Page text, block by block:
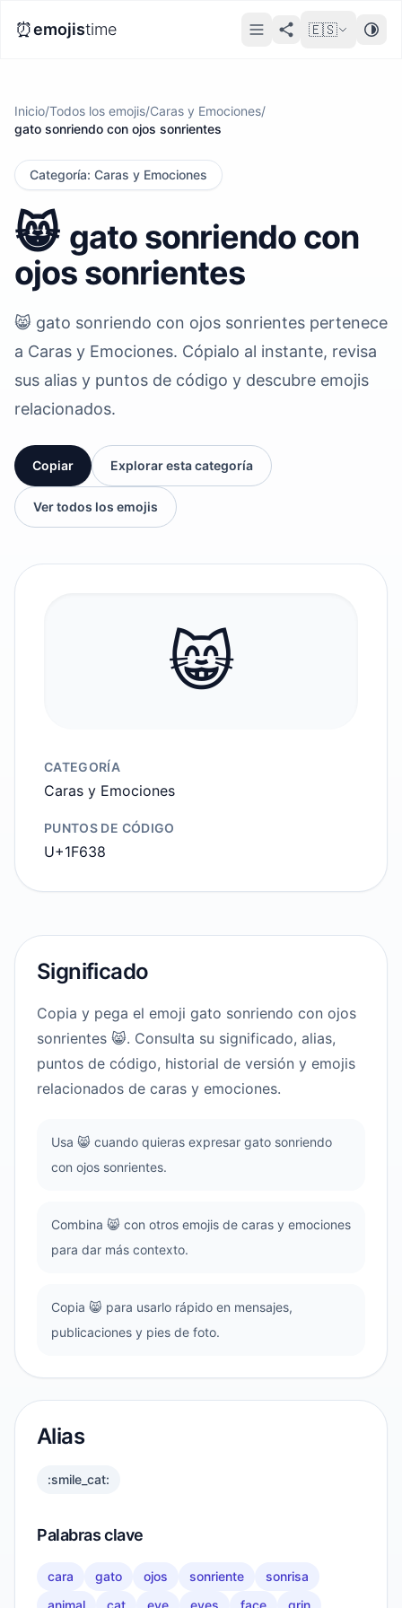
⏰emojistime 🇪🇸
Inicio/Todos los emojis/Caras y Emociones/
gato sonriendo con ojos sonrientes
Categoría: Caras y Emociones
😸 gato sonriendo con
ojos sonrientes
😸 gato sonriendo con ojos sonrientes pertenece
a Caras y Emociones. Cópialo al instante, revisa
sus alias y puntos de código y descubre emojis
relacionados.
Copiar Explorar esta categoría
Ver todos los emojis
😸
CATEGORÍA
Caras y Emociones
PUNTOS DE CÓDIGO
U+1F638
Significado
Copia y pega el emoji gato sonriendo con ojos
sonrientes 😸. Consulta su significado, alias,
puntos de código, historial de versión y emojis
relacionados de caras y emociones.
Usa 😸 cuando quieras expresar gato sonriendo
con ojos sonrientes.
Combina 😸 con otros emojis de caras y emociones
para dar más contexto.
Copia 😸 para usarlo rápido en mensajes,
publicaciones y pies de foto.
Alias
:smile_cat:
Palabras clave
cara gato ojos sonriente
sonrisa
animal
cat eye eyes face grin